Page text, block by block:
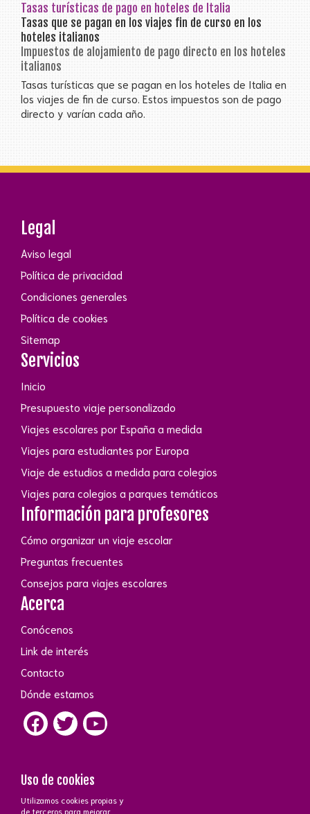
Tasas turísticas de pago en hoteles de Italia
Tasas que se pagan en los viajes fin de curso en los
hoteles italianos
Impuestos de alojamiento de pago directo en los hoteles
italianos
Tasas turísticas que se pagan en los hoteles de Italia en
los viajes de fin de curso. Estos impuestos son de pago
directo y varían cada año.
Legal
Aviso legal
Política de privacidad
Condiciones generales
Política de cookies
Sitemap
Servicios
Inicio
Presupuesto viaje personalizado
Viajes escolares por España a medida
Viajes para estudiantes por Europa
Viaje de estudios a medida para colegios
Viajes para colegios a parques temáticos
Información para profesores
Cómo organizar un viaje escolar
Preguntas frecuentes
Consejos para viajes escolares
Acerca
Conócenos
Link de interés
Contacto
Dónde estamos
Uso de cookies
Utilizamos cookies propias y
de terceros para mejorar